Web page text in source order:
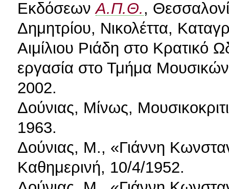
ΕκδόσεωνΑ.Π.Θ., Θεσσαλονίκη 2002. Δημητρίου, Νικολέττα, Καταγραφή του μουσικού αρχείου του Αιμίλιου Ριάδη στο Κρατικό Ωδείο Θεσσαλονίκης, διπλωματική εργασία στο Τμήμα Μουσικών Σπουδών του Α.Π.Θ., Θεσσαλονίκη 2002. Δούνιας, Μίνως, Μουσικοκριτικά, Βιβλιοπωλείον της Εστίας, Αθήνα 1963. Δούνιας, Μ., «Γιάννη Κωνσταντινίδη: Τρεις Χοροί», εφ. Καθημερινή, 10/4/1952. Δούνιας, Μ., «Γιάννη Κωνσταντινίδη: 44 Παιδικά κομμάτια για πιάνο», εφ. Καθημερινή, 28/10/1952. Δούνιας, Μ., «Ο Γιώργος Χατζηνίκος σε έργα Ελλήνων συνθετών», εφ. Καθημερινή, 28/4/1956. Δραγούμης, Μάρκος, Η Παραδοσιακή μας μουσική, τόμος Ι, Κέντρο Μικρασιατικών Σπουδών, Αθήνα 2003. Θέμελης, Δημήτρης, Μουσικοποιητική Δομή στο Δημοτικό Τραγούδι, ανάτυπο από τη Λαογραφία, τόμος ΚΗ΄(XVIII), Αθήνα 1972. Θέμελης, Δημήτρης, Ειδικοί τομείς νεοελληνικής μουσικής – η ελληνική μουσική στις τάσεις και τεχνοτροπίες του 20ου αιώνα, πανεπιστημιακές σημειώσεις, Θεσσαλονίκη 1993. Ιωαννίδης, Γιάννης, «Στη μεταπολεμική Ελλάδα», εφ. Καθημερινή (ένθετο «Επτά Ημέρες, 13/1/2002): σ. 29 – 31. Καγγελάρη, Δηώ, «Της Κατοχής και του Θεάτρου», εφ. Καθημερινή (ένθετο «Επτά Ημέρες», 25/4/1999): 15 – 17. Καλομοίρης, Μανώλης, «Περί της εναρμονίσεως των δημοτικών τραγουδιών», ανακοίνωση στην Ακαδημία Αθηνών (18/11/1948), αναδημοσιευμένο στη Μουσικολογία 1 (1986): 34 – 42. Καλομοίρης, Μανώλης, Η ζωή μου και η τέχνη μου, Απομνημονεύματα 1883-1908, Νεφέλη, Αθήνα 1988. Καλομοίρης, Μανώλης, «Ο άγνωστος μουσουργός του δημοτικού μας τραγουδιού», Πρακτικά Ακαδημίας Αθηνών 21 (1946): 274 – 290. Καλομοίρης, Μανώλης, «Ζωή, γλώσσα, μουσική», Νουμάς (τ. 2.11.1908): 1 -3. Καλομοίρης, Μανώλης, «Το ελληνικό δημοτικό τραγούδι», Επιθεώρησις, Αύγουστος 1939, Ρώμη 1939 (ανάτυπο). Καλπακά, Σοφία, Η οπερέτα στην Ελλάδα. Παραστάσεις οπερέτας και έργα Ελλήνων συνθετών από τις αρχές του αιώνα ως το 1940, διπλωματική εργασία στο Τμήμα Μουσικών Σπουδών του Α.Π.Θ., Θεσσαλονίκη 1998. Καλτάκη, Ματίνα, «Το διπλό πρόσωπο του Κώστα Γιαννίδη», εφ. Το Βήμα (7 – 8/2/1998). Καλυβιώτης, Αριστομένης, Σμύρνη. Η μουσική ζωή 1900 – 1922. Η διασκέδαση, τα μουσικά καταστήματα, οι ηχογραφήσεις δίσκων, εκδ. Music Corner & Τήνελλα, Αθήνα 2002. Κολιοδήμος, Δημήτρης, Λεξικό ελληνικών ταινιών από το 1914 μέχρι το 2000, εκδ. Γένους, Αθήνα 2001. Κολοβός, Χρήστος. Η., «Χρονολογικός κατάλογος έργων Κωνσταντίνου Κυδωνιάτη», Πολυφωνία 4 (2004): 129 – 158. Κωνσταντινίδης, Απόστολος, Γ., «Ζαγοριανά σύμμικτα: ο συνθέτης Κώστας Γιαννίδης», άρθρο σε άγνωστη εφημερίδα του Βόλου, 15/10/1961. Κώστιος, Απόστολος, Δημήτρης Μητρόπουλος - Κατάλογος έργων, Ορχήστρα των Χρωμάτων, Αθήνα 1996. Κώστιος, Απόστολος, Μουσικολογικά Ι, εκδ. Παπαγρηγορίου – Νάκα, Αθήνα 1999. Λαμπελέτ, Γεώργιος, Ο εθνικισμός εις την τέχνη και η ελληνική δημώδης μουσική, Αθήνα 1986. Λαμπελέτ, Γεώργιος, Η ελληνική δημώδης μουσική – 60 τραγούδια και χοροί (κριτική μελέτη, μεταγραφή και εναρμόνισις), Αθήνα 1933. Λαμπελέτ, Γεώργιος, «Η Εθνική Μουσική», Παναθήναια, τόμος Β΄, Αθήνα, τεύχ. 15/11/1901 και 30/11/1901. Λεωτσάκος, Γιώργος, «Αναφορά στη μουσική ζωή της Σμύρνης (Μια πρώτη έρευνα στους θεσμούς και τα πρόσωπα της), Επίλογος ’93 (1993): 370 – 382. Λεωτσάκος, Γιώργος, «Γιάννης Κωνσταντινίδης (1903 – 1984). Κάποιες προσωπικές αναμνήσεις και δοκιμή κριτικής αποτίμησης», ανακοίνωση στο συμπόσιο Γιάννης Κωνσταντινίδης, Μέγαρο Μουσικής Αθηνών, 17 – 19 Νοεμβρίου 1994. Λεωτσάκος, Γιώργος, «Γιάννης Κωνσταντινίδης ή το τέλος μιας εποχής», εφ. Ελεύθερη Γνώμη, 22/1/1984. Λεωτσάκος, Γιώργος, «Ο συνθέτης Γιάννης Κωνσταντινίδης, ήρως θεατρογραφήματος», Ο δεκαπενθήμερος Πολίτης 50 (1998): 37 – 38. Λεωτσάκος, Γιώργος, «Κάποιες προσωπικές αναμνήσεις και δοκιμή μιας κριτικής θεώρησης», διάλεξη στο συμπόσιο Γιάννης Κωνσταντινίδης, Μέγαρο Μουσικής Αθηνών, 19/10/1994. Λεωτσάκος, Γιώργος, «Εγκώμιο στο Ραβέλ», Το Βήμα, 9/8/1975. Λιάβας, Λάμπρος, «Ένας συνθέτης ‘διπλός’ αλλ΄ όχι… διχασμένος», διάλεξη στο συμπόσιο Γιάννης Κωνσταντινίδης, Μέγαρο Μουσικής Αθηνών, 19/10/1994. Λιάβας, Λάμπρος, «Γιάννης Κωνσταντινίδης (1903 – 1984). Ο άνθρωπος και ο δημιουργός», εισαγωγικό κείμενο στο πρόγραμμα του αφιερώματος Αναζητώντας τον κύριο Κωνσταντινίδη – Γιαννίδη, Μέγαρο Μουσικής Αθηνών, 17 – 19/10/2004. Λιάβας, Λάμπρος, «Γιάννης Κωνσταντινίδης – Βασίλης Τσιτσάνης. Τα του Καίσαρος…και τα του Χριστού…», Ήχος και Ηi-Fi 5 (1984): 9. Λιάβας, Λάμπρος, Γιάννης Κωνσταντινίδης – Τα Έργα για Ορχήστρα, ένθετο της δισκογραφικής έκδοσης των έργων σε δίσκο ακτίνας (CD), LYRA, Αθήνα 1995. Λιάβας, Λάμπρος, Γιάννης Κωνσταντινίδης – Τα Έργα για Πιάνο, ένθετο της δισκογραφικής έκδοσης των έργων σε βινύλιο, LYRA, Αθήνα 1985. Λιάβας, Λάμπρος, Γιάννης Κωνσταντινίδης, Από τα Δωδεκάνησα – 22 χοροί και τραγούδια για πιάνο, τεύχος Ι, εισαγωγικό σημείωμα της έκδοσης του έργου, Παπαγρηγορίου - Νάκας, Αθήνα 1993. Λιάβας, Λάμπρος, Γιάννης Κωνσταντινίδης - 6 Σπουδές πάνω σε ελληνικούς λαϊκούς ρυθμούς, εισαγωγικό σημείωμα της έκδοσης του έργου, Παπαγρηγορίου – Νάκας, Αθήνα 1993. Λιάβας, Λάμπρος, Τα τραγούδια του Κώστα Γιαννίδη, εισαγωγικά σχόλια στην έκδοση παρτιτούρας, Φίλιππος Νάκας, Αθήνα 1985. Μαζαράκη, Δέσποινα, Το λαϊκό κλαρίνο στην Ελλάδα, β΄ έκδοση, Κέδρος, Αθήνα 1984. Μαλιάρας, Νίκος, Το ελληνικό δημοτικό τραγούδι στη μουσική του Μανώλη Καλομοίρη, Παπαγρηγορίου – Νάκας, Αθήνα 2001. Μάντακας, Γιάννης, «Ο συνθέτης Γιάννης Κωνσταντινίδης και το δημοτικό τραγούδι», Παραδοσιακή και έντεχνη μουσική – οι καταγραφές των ελληνικών δημοτικών τραγουδιών και η χρήση του από επώνυμους